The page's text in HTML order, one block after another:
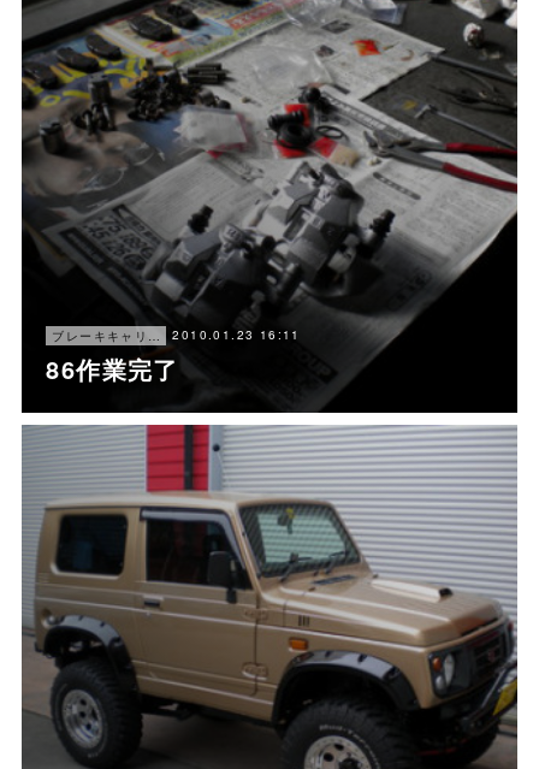
2010.01.23 16:11
86作業完了